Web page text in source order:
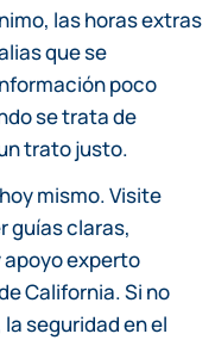
las horas extras
que se
poco
se trata de
trato justo.
mismo. Visite
guías claras,
experto
California. Si no
seguridad en el